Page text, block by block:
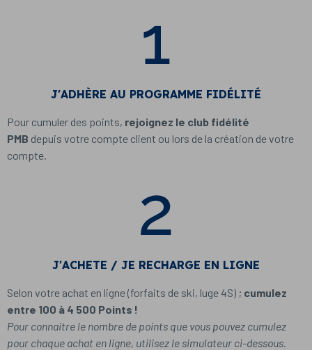
1
J'ADHÈRE AU PROGRAMME FIDÉLITÉ
Pour cumuler des points, rejoignez le club fidélité
PMB depuis votre compte client ou lors de la création de votre
compte.
2
J'ACHETE / JE RECHARGE EN LIGNE
Selon votre achat en ligne (forfaits de ski, luge 4S) ; cumulez
entre 100 à 4 500 Points !
Pour connaitre le nombre de points que vous pouvez cumulez
pour chaque achat en ligne, utilisez le simulateur ci-dessous.